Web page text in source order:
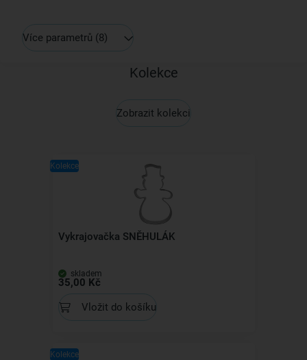
Více parametrů (8)
Kolekce
Zobrazit kolekci
Kolekce
Vykrajovačka SNĚHULÁK
skladem
35,00 Kč
Vložit do košíku
Kolekce